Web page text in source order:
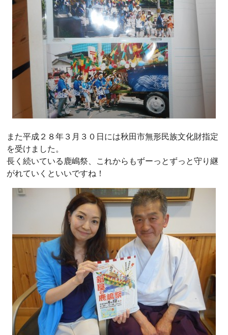
また平成２８年３月３０日には秋田市無形民族文化財指定
を受けました。
長く続いている鹿嶋祭、これからもずーっとずっと守り継
がれていくといいですね！